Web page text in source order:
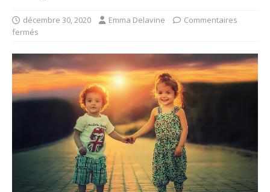
décembre 30, 2020 Emma Delavine
Commentaires
fermés